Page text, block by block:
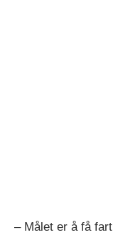
– Målet er å få